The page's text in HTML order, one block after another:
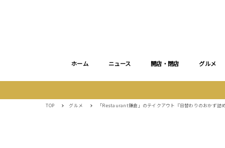
ホーム ニュース 開店・閉店 グルメ
TOP グルメ 「Restaurant鎌倉」のテイクアウト『日替わりのおかず詰